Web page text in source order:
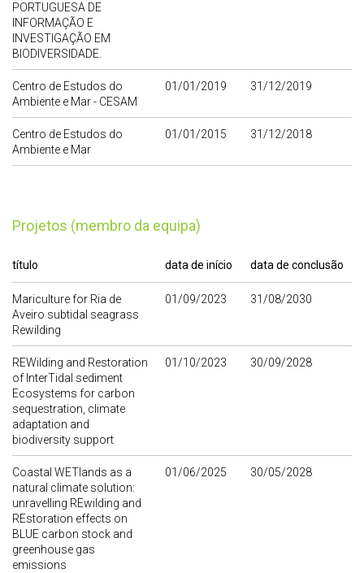
PORTUGUESA DE
INFORMAÇÃO E
INVESTIGAÇÃO EM
BIODIVERSIDADE.
Centro de Estudos do
Ambiente e Mar - CESAM
01/01/2019 31/12/2019
Centro de Estudos do
Ambiente e Mar
01/01/2015 31/12/2018
Projetos (membro da equipa)
título data de início data de conclusão
Mariculture for Ria de
Aveiro subtidal seagrass
Rewilding
01/09/2023 31/08/2030
REWilding and Restoration
of InterTidal sediment
Ecosystems for carbon
sequestration, climate
adaptation and
biodiversity support
01/10/2023 30/09/2028
Coastal WETlands as a
natural climate solution:
unravelling REwilding and
REstoration effects on
BLUE carbon stock and
greenhouse gas
emissions
01/06/2025 30/05/2028